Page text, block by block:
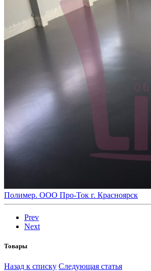
Полимер. ООО Про-Ток г. Красноярск
Prev
Next
Товары
Назад к списку Следующая статья